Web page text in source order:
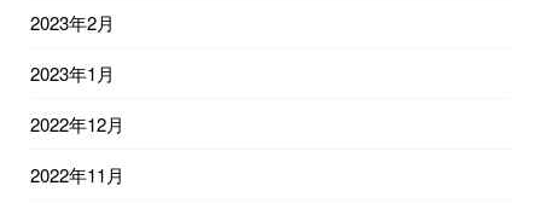
2023年2月
2023年1月
2022年12月
2022年11月